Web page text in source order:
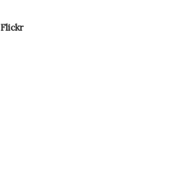
Flickr